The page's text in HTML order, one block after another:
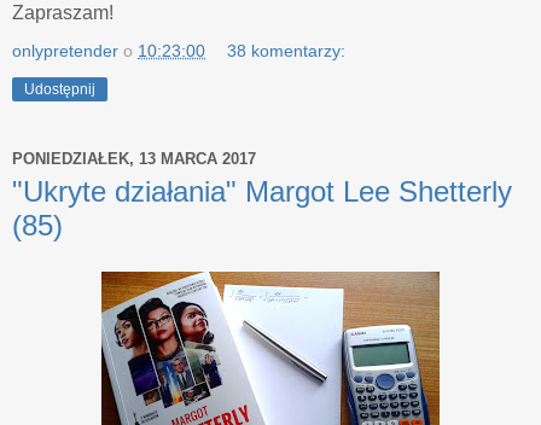
Zapraszam!
onlypretender o 10:23:00 38 komentarzy:
Udostępnij
PONIEDZIAŁEK, 13 MARCA 2017
"Ukryte działania" Margot Lee Shetterly
(85)